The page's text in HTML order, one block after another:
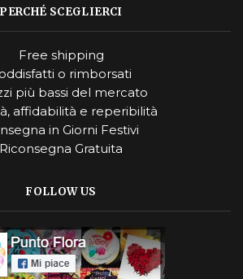
PERCHÉ SCEGLIERCI
Free shipping
o rimborsati
più bassi del mercato
affidabilità e reperibilità
in Giorni Festivi
Riconsegna Gratuita
FOLLOW US